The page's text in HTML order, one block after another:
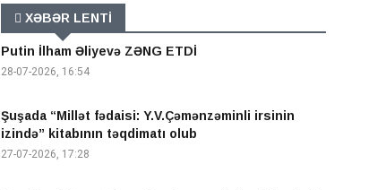
XƏBƏR LENTİ
Putin İlham Əliyevə ZƏNG ETDİ
28-07-2026, 16:54
Şuşada “Millət fədaisi: Y.V.Çəmənzəminli irsinin
izində” kitabının təqdimatı olub
27-07-2026, 17:28